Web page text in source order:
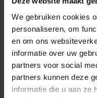
We gebruiken cookies
personaliseren, om
en om ons
informatie over uw
partners voor social
partners kunnen deze
informatie die u aan ze
voor
België